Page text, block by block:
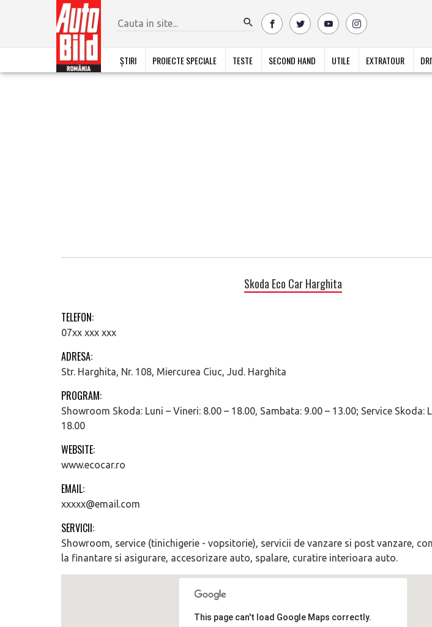
ȘTIRI PROIECTE SPECIALE TESTE SECOND HAND UTILE EXTRATOUR
Skoda Eco Car Harghita
TELEFON:
07xx xxx xxx
ADRESA:
Str. Harghita, Nr. 108, Miercurea Ciuc, Jud. Harghita
PROGRAM:
Showroom Skoda: Luni – Vineri: 8.00 – 18.00, Sambata: 9.00 – 13.00; Service Skoda:
18.00
WEBSITE:
www.ecocar.ro
EMAIL:
xxxxx@email.com
SERVICII:
Showroom, service (tinichigerie - vopsitorie), servicii de vanzare si post vanzare,
la finantare si asigurare, accesorizare auto, spalare, curatire interioara auto.
This page can't load Google Maps correctly.